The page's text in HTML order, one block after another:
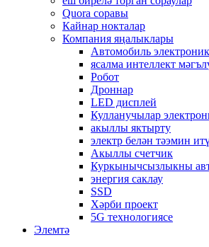
Quora соравы
Кайнар нокталар
Компания яңалыклары
Автомобиль
ясалма интеллект
Робот
Дроннар
LED дисплей
Кулланучылар
акыллы яктырту
электр белән тәэмин
Акыллы счетчик
Куркынычсызлыкны
энергия саклау
SSD
Хәрби проект
5G технологиясе
Элемтә